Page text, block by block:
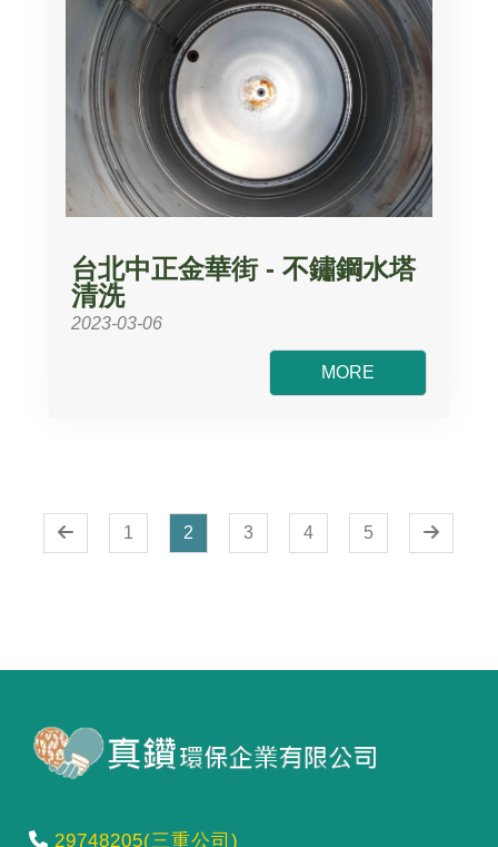
台北中正金華街 - 不鏽鋼水塔
清洗
2023-03-06
MORE
1 2 3 4 5
29748205(三重公司)